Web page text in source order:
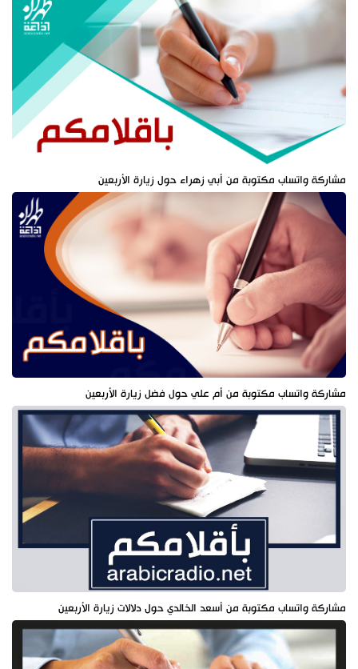
مشاركة واتساب مكتوبة من أبي زهراء حول زيارة الأربعين
مشاركة واتساب مكتوبة من أم علي حول فضل زيارة الأربعين
مشاركة واتساب مكتوبة من أسعد الخالدي حول دلالات زيارة الأربعين